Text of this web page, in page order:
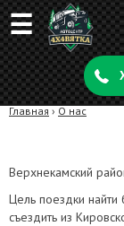
☰
Главная › О нас
Верхнекамский
Цель поездки
съездить из